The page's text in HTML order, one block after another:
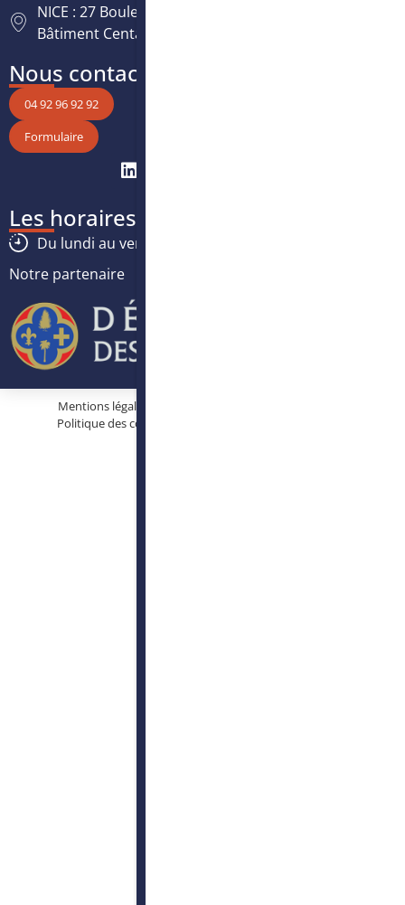
NICE : 27 Boulevard Paul Montel Nice Leader -
Bâtiment Centaure, 06200 Nice
Nous contacter
04 92 96 92 92
Formulaire
Les horaires
Du lundi au vendredi :
Notre partenaire
Mentions légales
Politique des cookies